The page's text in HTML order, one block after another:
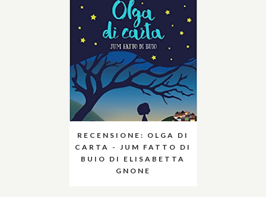
RECENSIONE: OLGA DI
CARTA - JUM FATTO DI
BUIO DI ELISABETTA
GNONE